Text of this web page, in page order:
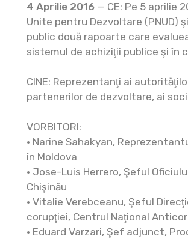
4 Aprilie 2016 — CE: Pe 5 aprilie
Unite pentru Dezvoltare (PNUD)
public două rapoarte care
sistemul de achiziţii publice şi în
CINE: Reprezentanţi ai
partenerilor de dezvoltare, ai
VORBITORI:
• Narine Sahakyan,
în Moldova
• Jose-Luis Herrero, Şeful
Chişinău
• Vitalie Verebceanu, Şeful
corupţiei, Centrul Naţional
• Eduard Varzari, Şef adjunct,